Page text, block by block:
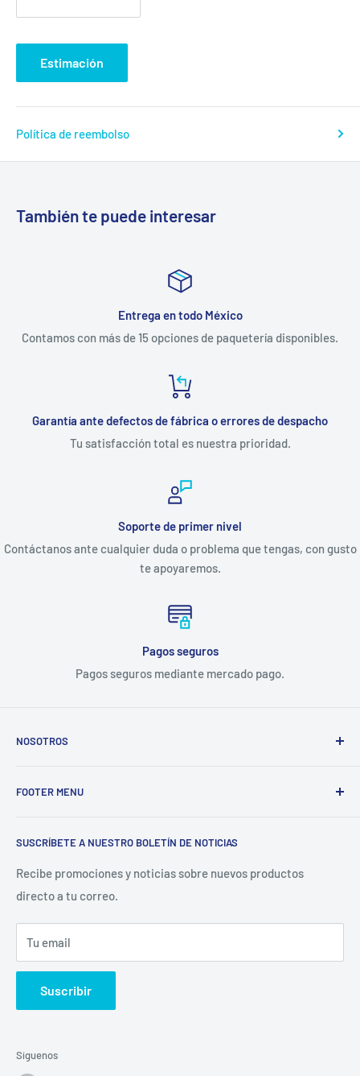
Estimación
Política de reembolso
También te puede interesar
Entrega en todo México
Contamos con más de 15 opciones de paquetería disponibles.
Garantía ante defectos de fábrica o errores de despacho
Tu satisfacción total es nuestra prioridad.
Soporte de primer nivel
Contáctanos ante cualquier duda o problema que tengas, con gusto
te apoyaremos.
Pagos seguros
Pagos seguros mediante mercado pago.
NOSOTROS
de ofrecer refacciones para aparatos electrodomésticos y
restaurantera e industrial.
FOOTER MENU
Catálogo
La Empresa
Contacto
Sucursales
Buscar
SUSCRÍBETE A NUESTRO BOLETÍN DE NOTICIAS
Recibe promociones y noticias sobre nuevos productos
directo a tu correo.
Tu email
Suscribir
Síguenos